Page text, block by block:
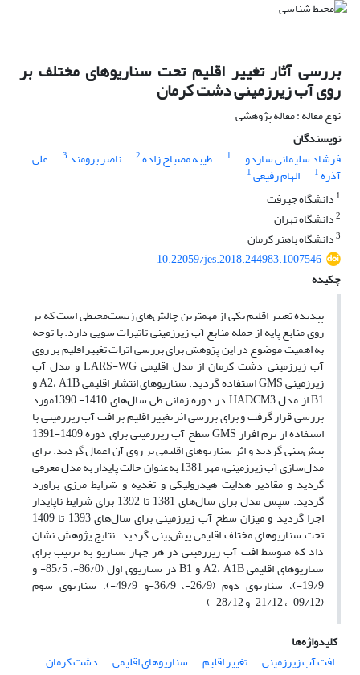
بررسی آثار تغییر اقلیم تحت سناریوهای مختلف بر
روی آب زیرزمینی دشت کرمان
نوع مقاله : مقاله پژوهشی
نویسندگان
فرشاد سلیمانی ساردو
1 طیبه مصباح زاده2 ناصر برومند 3 علی
آذره1 الهام رفیعی1
1 دانشگاه جیرفت
2دانشگاه تهران
3دانشگاه باهنر کرمان
10.22059/jes.2018.244983.1007546
چکیده
پپدیده تغییر اقلیم یکی از مهمترین چالش‌های زیست‌محیطی است که بر
روی منابع پایه از جمله منابع آب زیرزمینی تاثیرات سویی دارد. با توجه
به اهمیت موضوع در این پژوهش برای بررسی اثرات تغییر اقلیم بر‌ روی
آب زیرزمینی دشت کرمان از مدل اقلیمی LARS-WG و مدل آب
زیرزمینی GMS استفاده گردید. سناریوهای انتشار اقلیمی A2، A1B و
B1 از مدل HADCM3 در دوره زمانی طی سال‌های 1410- 1390مورد
بررسی قرار گرفت و برای بررسی اثر تغییر اقلیم بر افت آب زیرزمینی با
استفاده از نرم افزار GMS سطح آب زیرزمینی برای دوره 1409-1391
پیش‌بینی گردید و اثر سناریوهای اقلیمی بر روی آن اعمال گردید. برای
مدل‌سازی آب زیرزمینی، مهر 1381 به‌عنوان حالت پایدار به مدل معرفی
گردید و مقادیر هدایت هیدرولیکی و تغذیه و شرایط مرزی براورد
گردید. سپس مدل برای سال‌های 1381 تا 1392 برای شرایط ناپایدار
اجرا گردید و میزان سطح آب زیرزمینی برای سال‌های 1393 تا 1409
تحت سناریوهای مختلف اقلیمی پیش‌بینی گردید. نتایج پژوهش نشان
داد که متوسط افت آب زیرزمینی در هر چهار سناریو به ترتیب برای
سناریوهای اقلیمی A2، A1B و B1 در سناریوی اول (86/0-، 85/5- و
19/9-)، سناریوی دوم (26/9-، 36/9-و 49/9-)، سناریوی سوم
(09/12-، 21/12-و 28/12-)
کلیدواژه‌ها
افت آب زیرزمینی
تغییر اقلیم سناریوهای اقلیمی
دشت کرمان